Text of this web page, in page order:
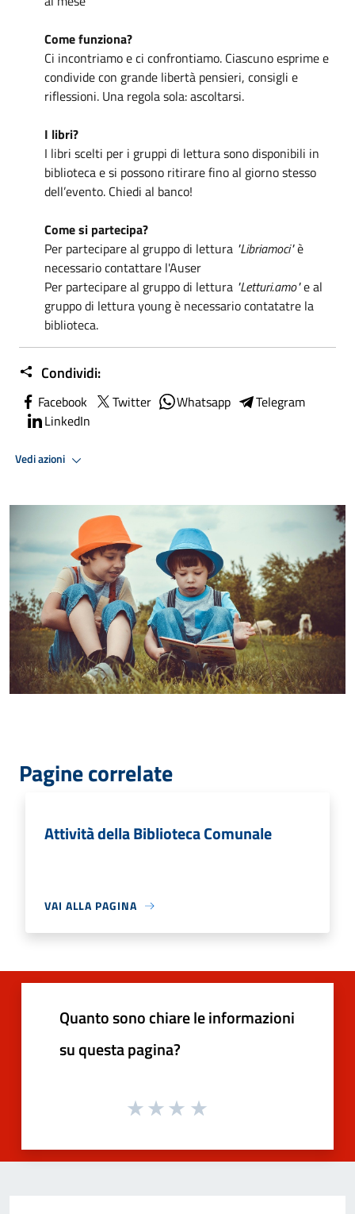
Come funziona?
Ci incontriamo e ci confrontiamo. Ciascuno esprime e
condivide con grande libertà pensieri, consigli e
riflessioni. Una regola sola: ascoltarsi.
I libri?
I libri scelti per i gruppi di lettura sono disponibili in
biblioteca e si possono ritirare fino al giorno stesso
dell’evento. Chiedi al banco!
Come si partecipa?
Per partecipare al gruppo di lettura "Libriamoci"è
necessario contattare l'Auser
Per partecipare al gruppo di lettura "Letturi.amo"e al
gruppo di lettura young è necessario contatatre la
biblioteca.
Condividi:
Facebook Twitter Whatsapp
Telegram
LinkedIn
Vedi azioni
Pagine correlate
Attività della Biblioteca Comunale
VAI ALLA PAGINA
Quanto sono chiare le informazioni
su questa pagina?